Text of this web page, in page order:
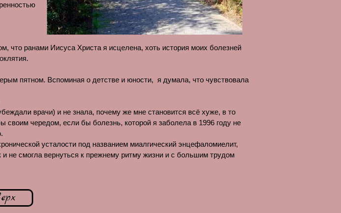
что ранами Иисуса Христа я исцелена, хоть история моих болезней
пятном. Вспоминая о детстве и юности, я думала, что чувствовала
врачи) и не знала, почему же мне становится всё хуже, в то
чередом, если бы болезнь, которой я заболела в 1996 году не
усталости под названием миалгический энцефаломиелит,
и не смогла вернуться к прежнему ритму жизни и с большим трудом